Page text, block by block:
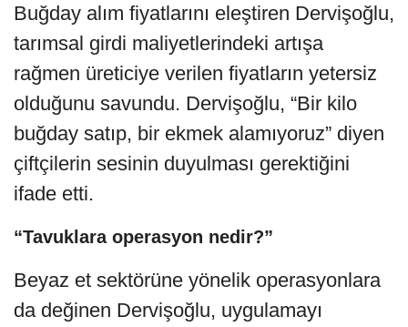
Buğday alım fiyatlarını eleştiren Dervişoğlu,
tarımsal girdi maliyetlerindeki artışa
rağmen üreticiye verilen fiyatların yetersiz
olduğunu savundu. Dervişoğlu, “Bir kilo
buğday satıp, bir ekmek alamıyoruz” diyen
çiftçilerin sesinin duyulması gerektiğini
ifade etti.
“Tavuklara operasyon nedir?”
Beyaz et sektörüne yönelik operasyonlara
da değinen Dervişoğlu, uygulamayı